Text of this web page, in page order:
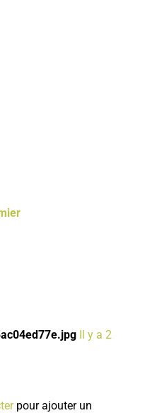
Il y a 2
pour ajouter un